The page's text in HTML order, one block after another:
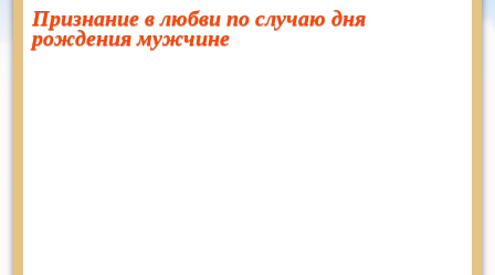
Признание в любви по случаю дня
рождения мужчине